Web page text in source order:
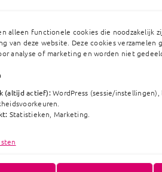
alleen functionele cookies die noodzakelijk
van deze website. Deze cookies verzamelen
analyse of marketing en worden niet
(altijd actief):WordPress (sessie/instellingen),
Statistieken, Marketing.